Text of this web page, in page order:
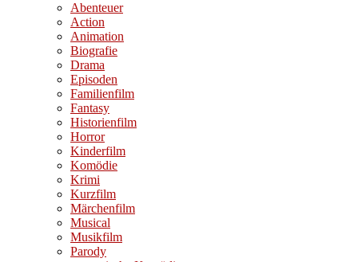
Abenteuer
Action
Animation
Biografie
Drama
Episoden
Familienfilm
Fantasy
Historienfilm
Horror
Kinderfilm
Komödie
Krimi
Kurzfilm
Märchenfilm
Musical
Musikfilm
Parody